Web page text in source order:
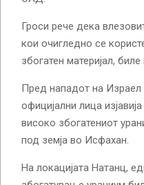
Гроси рече дека
кои очигледно се
збогатен материјал,
Пред нападот на Израел
официјални лица
високо збогатениот
под земја во Исфахан.
На локацијата Натанц,